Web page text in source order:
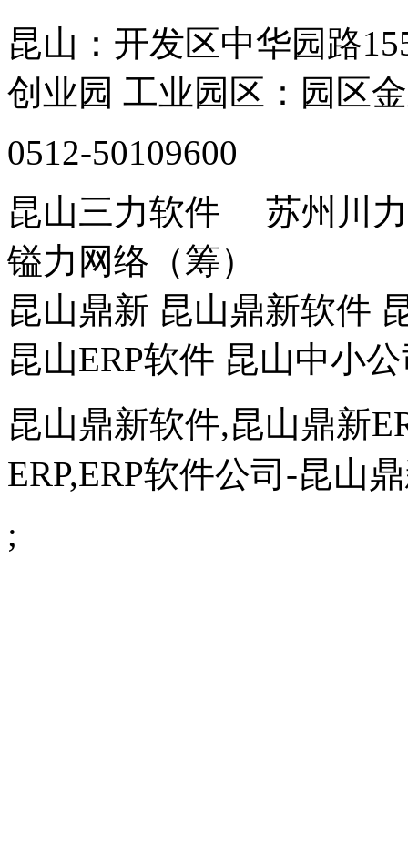
昆山：开发区中华园路
创业园 工业园区：园区
0512-50109600
昆山三力软件 苏州川
镒力网络（筹）
昆山鼎新 昆山鼎新软件
昆山ERP软件 昆山中小
昆山鼎新软件,昆山鼎新
ERP,ERP软件公司 -昆山
;